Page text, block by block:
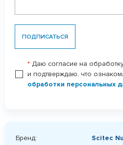
ПОДПИСАТЬСЯ
* Даю согласие на
и подтверждаю, что
обработки персональных
Бренд:
Scitec